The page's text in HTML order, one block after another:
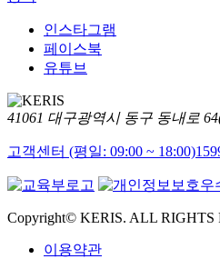
인스타그램
페이스북
유튜브
41061 대구광역시 동구 동내로
고객센터 (평일: 09:00 ~ 18:00)
Copyright© KERIS. ALL RIGHTS
이용약관